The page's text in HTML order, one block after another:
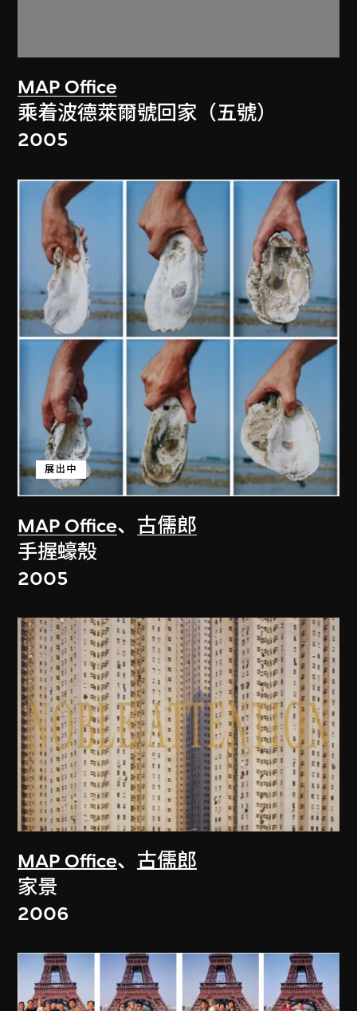
MAP Office
乘着波德萊爾號回家（五號）
2005
MAP Office、 古儒郎
展出中
手握蠔殼
2005
MAP Office、 古儒郎
家景
2006